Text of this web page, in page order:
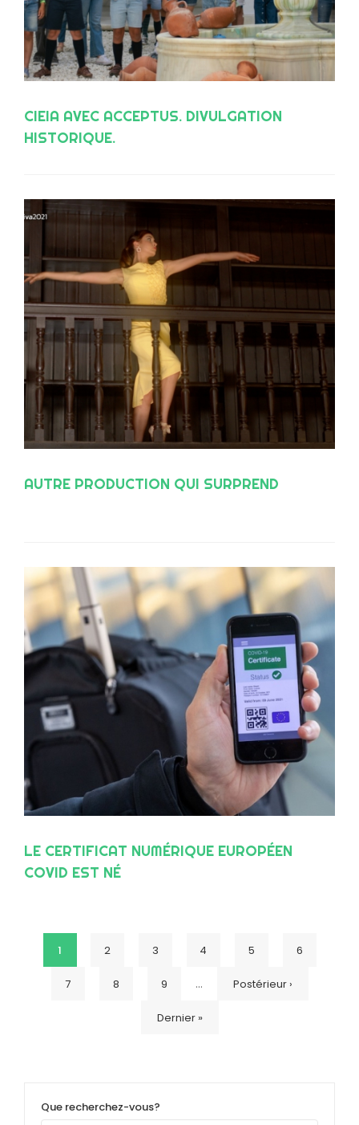
CIEIA AVEC ACCEPTUS. DIVULGATION
HISTORIQUE.
AUTRE PRODUCTION QUI SURPREND
LE CERTIFICAT NUMÉRIQUE EUROPÉEN
COVID EST NÉ
Pagination
Page
courante
1 Page
2 Page
3 Page
4 Page
5 Page
6
Page
7 Page
8 Page
9 … Page
Postérieur ›
Dernière
Dernier »
Que recherchez-vous?